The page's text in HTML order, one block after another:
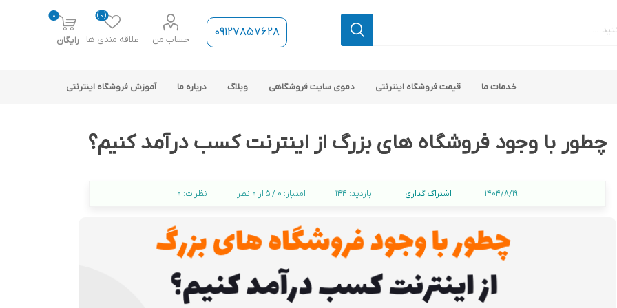
09127857628 حساب من علاقه مندی ها
(0)
0
رایگان
حسابداری
خدمات ما قیمت فروشگاه اینترنتی دموی سایت فروشگاهی وبلاگ درباره ما آموزش فروشگاه اینترنتی
چطور با وجود فروشگاه‌ های بزرگ از اینترنت کسب درآمد کنیم؟
1404/8/19 اشتراک گذاری بازدید: 144 امتیاز: 0 / 5 از 0 نظر نظرات: 0